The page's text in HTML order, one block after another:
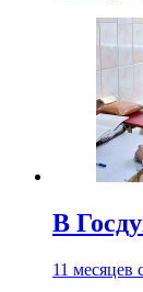
В
11 месяцев